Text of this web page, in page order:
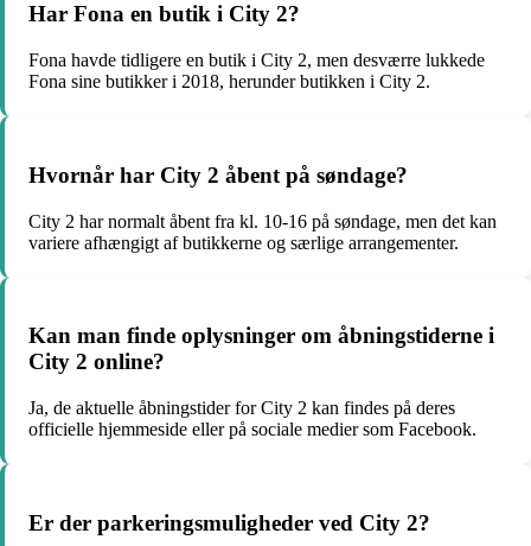
Har Fona en butik i City 2?
Fona havde tidligere en butik i City 2, men desværre lukkede
Fona sine butikker i 2018, herunder butikken i City 2.
Hvornår har City 2 åbent på søndage?
City 2 har normalt åbent fra kl. 10-16 på søndage, men det kan
variere afhængigt af butikkerne og særlige arrangementer.
Kan man finde oplysninger om åbningstiderne i
City 2 online?
Ja, de aktuelle åbningstider for City 2 kan findes på deres
officielle hjemmeside eller på sociale medier som Facebook.
Er der parkeringsmuligheder ved City 2?